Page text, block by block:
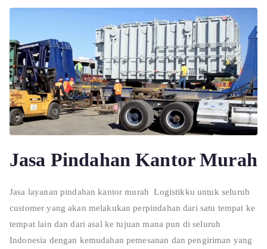
Jasa Pindahan Kantor Murah
Jasa layanan pindahan kantor murah Logistikku untuk seluruh
customer yang akan melakukan perpindahan dari satu tempat ke
tempat lain dan dari asal ke tujuan mana pun di seluruh
Indonesia dengan kemudahan pemesanan dan pengiriman yang